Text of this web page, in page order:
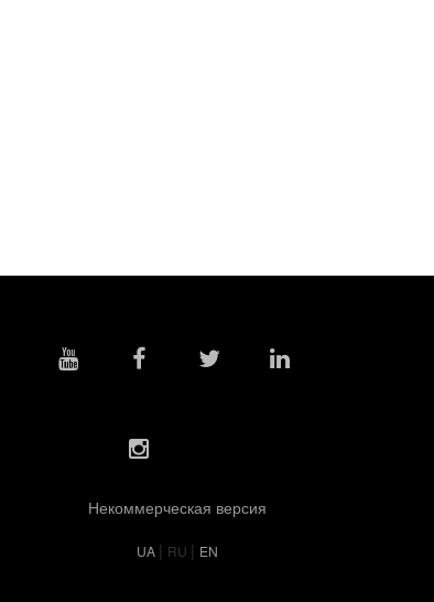
Некоммерческая версия
UA | RU | EN